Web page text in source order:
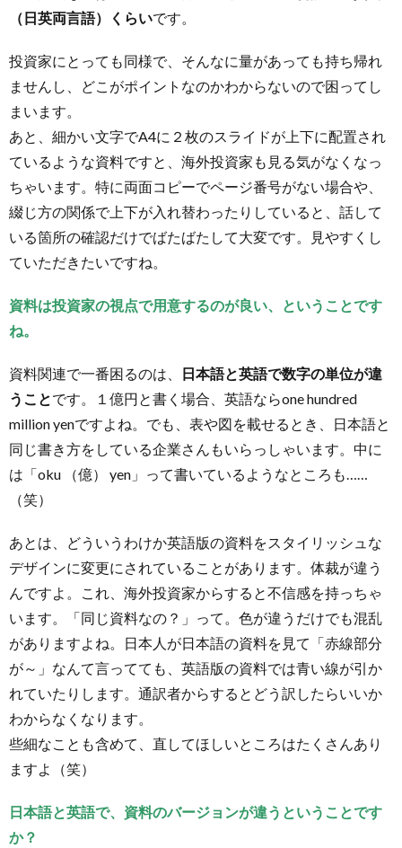
（日英両言語）くらいです。
投資家にとっても同様で、そんなに量があっても持ち帰れ
ませんし、どこがポイントなのかわからないので困ってし
まいます。
あと、細かい文字でA4に２枚のスライドが上下に配置され
ているような資料ですと、海外投資家も見る気がなくなっ
ちゃいます。特に両面コピーでページ番号がない場合や、
綴じ方の関係で上下が入れ替わったりしていると、話して
いる箇所の確認だけでばたばたして大変です。見やすくし
ていただきたいですね。
資料は投資家の視点で用意するのが良い、ということです
ね。
資料関連で一番困るのは、
日本語と英語で数字の単位が違
うことです。１億円と書く場合、英語ならone hundred
million yenですよね。でも、表や図を載せるとき、日本語と
同じ書き方をしている企業さんもいらっしゃいます。中に
は「oku （億） yen」って書いているようなところも……
（笑）
あとは、どういうわけか英語版の資料をスタイリッシュな
デザインに変更にされていることがあります。体裁が違う
んですよ。これ、海外投資家からすると不信感を持っちゃ
います。「同じ資料なの？」って。色が違うだけでも混乱
がありますよね。日本人が日本語の資料を見て「赤線部分
が～」なんて言ってても、英語版の資料では青い線が引か
れていたりします。通訳者からするとどう訳したらいいか
わからなくなります。
些細なことも含めて、直してほしいところはたくさんあり
ますよ（笑）
日本語と英語で、資料のバージョンが違うということです
か？